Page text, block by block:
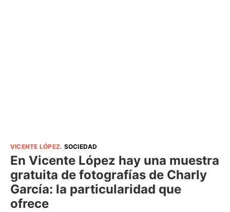
VICENTE LÓPEZ. SOCIEDAD
En Vicente López hay una muestra
gratuita de fotografías de Charly
García: la particularidad que
ofrece